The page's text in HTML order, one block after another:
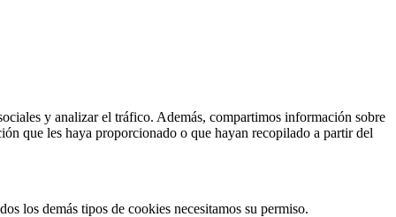
y analizar el tráfico. Además, compartimos información sobre
que les haya proporcionado o que hayan recopilado a partir del
los demás tipos de cookies necesitamos su permiso.